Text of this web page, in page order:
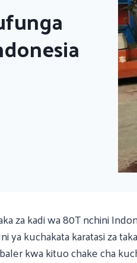
za kadi wa 80T nchini
kuchakata karatasi za
kwa kituo chake cha